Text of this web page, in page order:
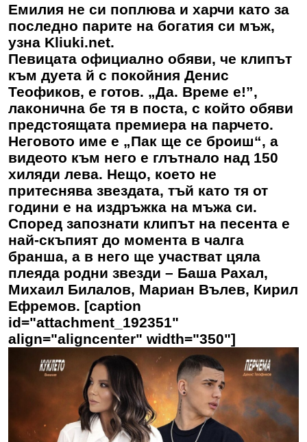
Емилия не си поплюва и харчи като за
последно парите на богатия си мъж,
узна Kliuki.net.
Певицата официално обяви, че клипът
към дуета й с покойния Денис
Теофиков, е готов. „Да. Време е!”,
лаконична бе тя в поста, с който обяви
предстоящата премиера на парчето.
Неговото име е „Пак ще се броиш“, а
видеото към него е глътнало над 150
хиляди лева. Нещо, което не
притеснява звездата, тъй като тя от
години е на издръжка на мъжа си.
Според запознати клипът на песента е
най-скъпият до момента в чалга
бранша, а в него ще участват цяла
плеяда родни звезди – Баша Рахал,
Михаил Билалов, Мариан Вълев, Кирил
Ефремов. [caption
id="attachment_192351"
align="aligncenter" width="350"]